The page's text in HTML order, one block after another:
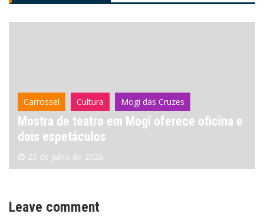
Carrossel Cultura Mogi das Cruzes
Mostra de teatro em Mogi oferece oficina e
dois espetáculos
25 de julho de 2026
Leave comment